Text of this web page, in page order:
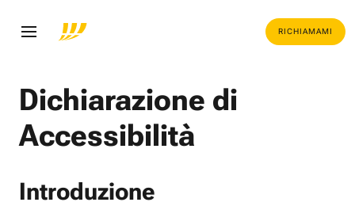
RICHIAMAMI
Dichiarazione di
Accessibilità
Introduzione